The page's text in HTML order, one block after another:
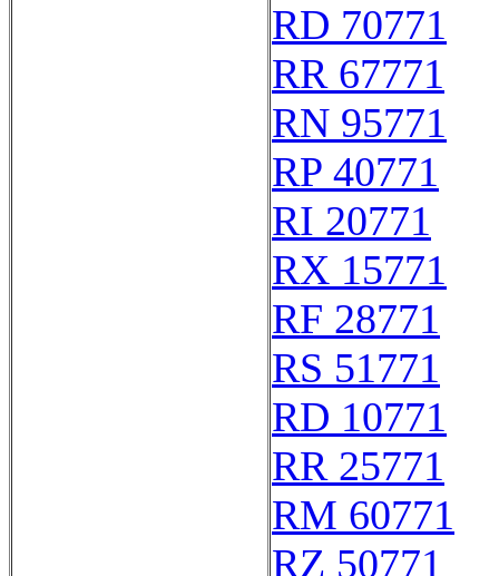
RD 70771
RR 67771
RN 95771
RP 40771
RI 20771
RX 15771
RF 28771
RS 51771
RD 10771
RR 25771
RM 60771
RZ 50771